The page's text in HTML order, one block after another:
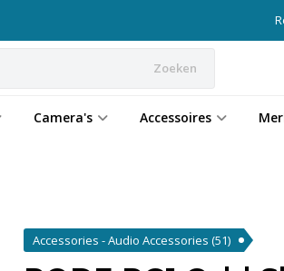
Zoeken
Camera's Accessoires
Accessories - Audio Accessories (51)